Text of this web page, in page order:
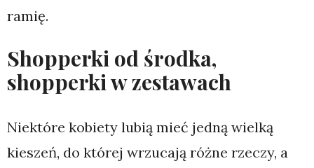
ramię.
Shopperki od środka,
shopperki w zestawach
Niektóre kobiety lubią mieć jedną wielką
kieszeń, do której wrzucają różne rzeczy, a